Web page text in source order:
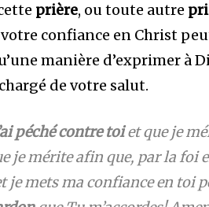
prière, ou toute autre
confiance en Christ
manière d’exprimer à
de votre salut.
péché contre toiet que je
je mérite afin que, par la foi
je mets ma confiance en toi